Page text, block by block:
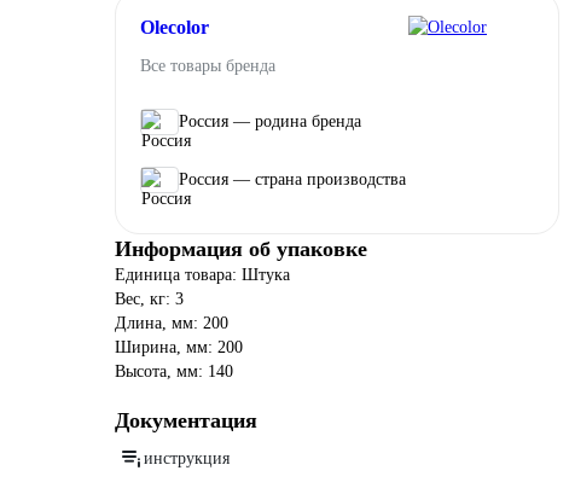
Olecolor
Все товары бренда
Россия — родина бренда
Россия — страна производства
Информация об упаковке
Единица товара: Штука
Вес, кг: 3
Длина, мм: 200
Ширина, мм: 200
Высота, мм: 140
Документация
инструкция